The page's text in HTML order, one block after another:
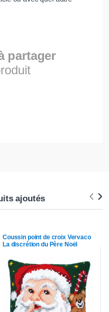
partager
ajoutés
Coussin point de croix Vervaco
La discrétion du Père Noël